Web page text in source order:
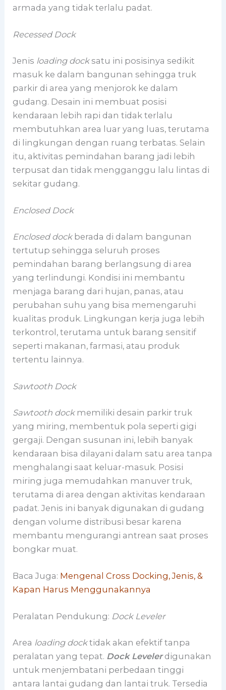
armada yang tidak terlalu padat.
Recessed Dock
Jenis loading docksatu ini posisinya sedikit
masuk ke dalam bangunan sehingga truk
parkir di area yang menjorok ke dalam
gudang. Desain ini membuat posisi
kendaraan lebih rapi dan tidak terlalu
membutuhkan area luar yang luas, terutama
di lingkungan dengan ruang terbatas. Selain
itu, aktivitas pemindahan barang jadi lebih
terpusat dan tidak mengganggu lalu lintas di
sekitar gudang.
Enclosed Dock
Enclosed dockberada di dalam bangunan
tertutup sehingga seluruh proses
pemindahan barang berlangsung di area
yang terlindungi. Kondisi ini membantu
menjaga barang dari hujan, panas, atau
perubahan suhu yang bisa memengaruhi
kualitas produk. Lingkungan kerja juga lebih
terkontrol, terutama untuk barang sensitif
seperti makanan, farmasi, atau produk
tertentu lainnya.
Sawtooth Dock
Sawtooth dockmemiliki desain parkir truk
yang miring, membentuk pola seperti gigi
gergaji. Dengan susunan ini, lebih banyak
kendaraan bisa dilayani dalam satu area tanpa
menghalangi saat keluar-masuk. Posisi
miring juga memudahkan manuver truk,
terutama di area dengan aktivitas kendaraan
padat. Jenis ini banyak digunakan di gudang
dengan volume distribusi besar karena
membantu mengurangi antrean saat proses
bongkar muat.
Baca Juga: Mengenal Cross Docking, Jenis, &
Kapan Harus Menggunakannya
Peralatan Pendukung: Dock Leveler
Area loading docktidak akan efektif tanpa
peralatan yang tepat. Dock Levelerdigunakan
untuk menjembatani perbedaan tinggi
antara lantai gudang dan lantai truk. Tersedia